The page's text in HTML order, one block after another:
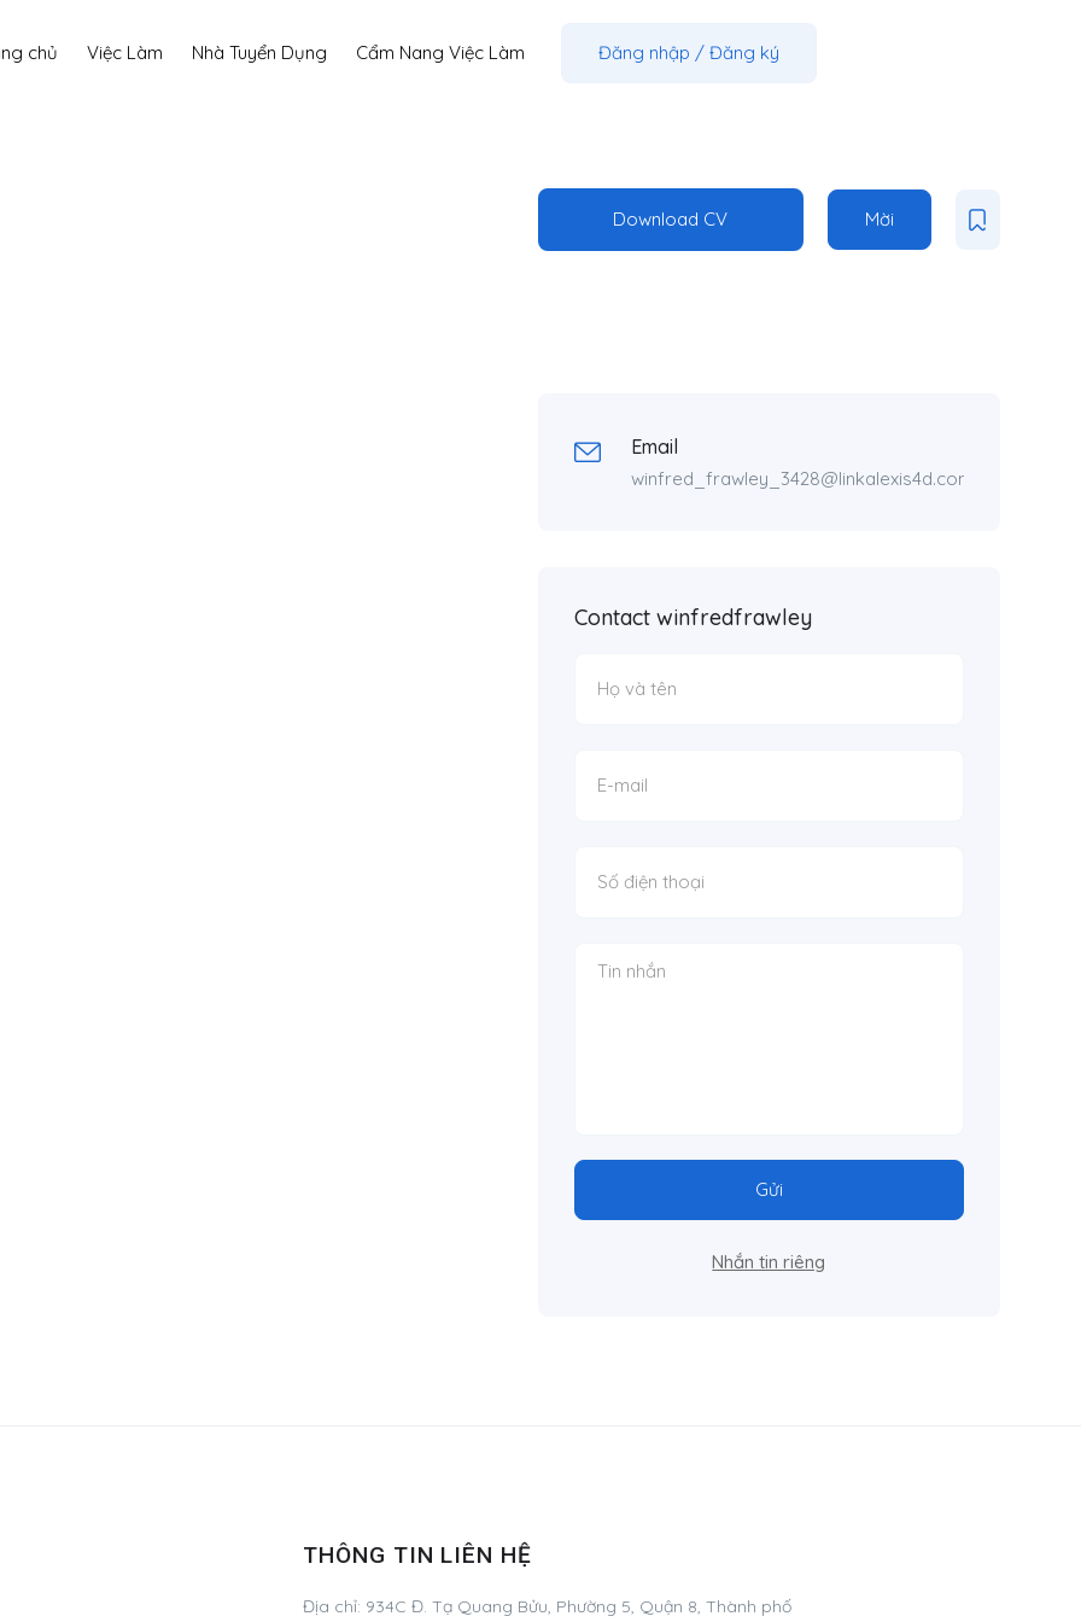
chủ Việc Làm Nhà Tuyển Dụng Cẩm Nang Việc Làm Đăng nhập / Đăng ký
Download CV Mời
Email
winfred_frawley_3428@linkalexis4d.com
Contact winfredfrawley
Gửi
Nhắn tin riêng
THÔNG TIN LIÊN HỆ
Địa chỉ: 934C Đ. Tạ Quang Bửu, Phường 5, Quận 8, Thành phố